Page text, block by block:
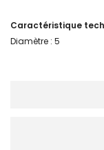
Caractéristique
Diamètre : 5